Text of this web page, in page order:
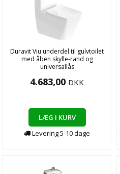
Duravit Viu underdel til gulvtoilet
med åben skylle-rand og
universallås
4.683,00 DKK
LÆG I KURV
Levering5-10dage